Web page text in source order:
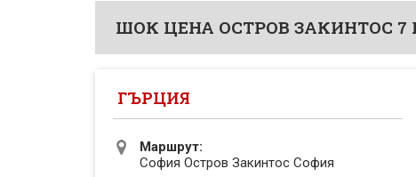
ШОК ЦЕНА ОСТРОВ ЗАКИНТОС
ГЪРЦИЯ
Маршрут:
София Остров Закинтос София